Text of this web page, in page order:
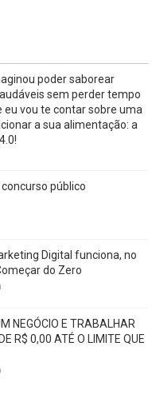
poder saborear
​​sem perder tempo
eu vou te contar sobre uma
a sua alimentação: a
público
Digital funciona, no
do Zero
NEGÓCIO E TRABALHAR
R$ 0,00 ATÉ O LIMITE QUE